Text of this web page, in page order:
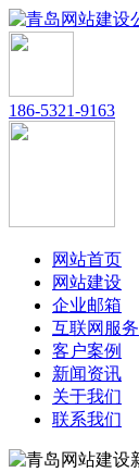
186-5321-9163
网站首页
网站建设
企业邮箱
互联网服务
客户案例
新闻资讯
关于我们
联系我们